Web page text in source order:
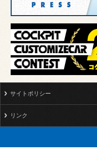
サイトポリシー
リンク